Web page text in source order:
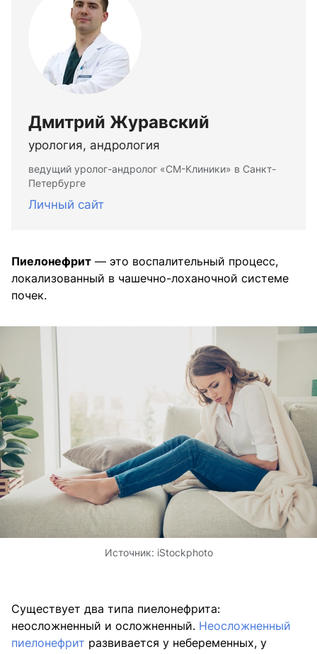
Дмитрий Журавский
урология, андрология
ведущий уролог-андролог «СМ-Клиники» в Санкт-
Петербурге
Личный сайт
Пиелонефрит — это воспалительный процесс,
локализованный в чашечно-лоханочной системе
почек.
Источник: iStockphoto
Существует два типа пиелонефрита:
неосложненный и осложненный. Неосложненный
пиелонефрит развивается у небеременных, у